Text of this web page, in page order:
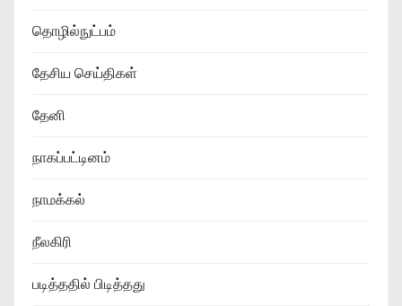
தொழில்நுட்பம்
தேசிய செய்திகள்
தேனி
நாகப்பட்டினம்
நாமக்கல்
நீலகிரி
படித்ததில் பிடித்தது